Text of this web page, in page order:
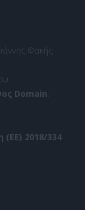
Φακής
Domain:
2018/334